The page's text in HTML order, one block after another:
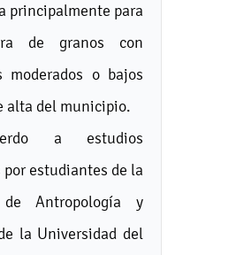
principalmente para
de granos con
moderados o bajos
alta del municipio.
a estudios
por estudiantes de la
de Antropología y
la Universidad del